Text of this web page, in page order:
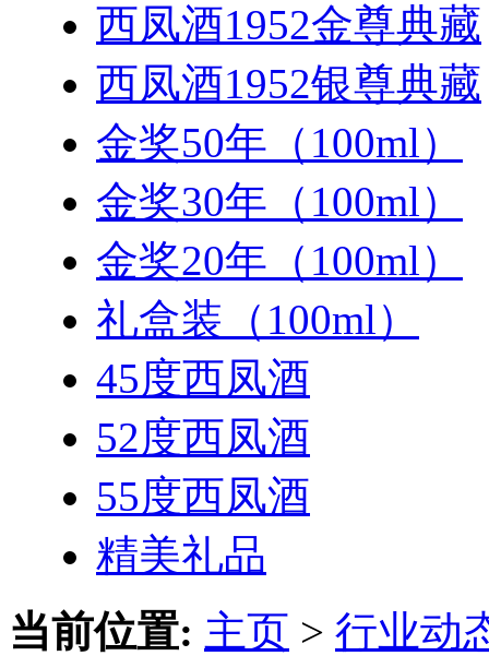
西凤酒1952金尊典藏
西凤酒1952银尊典藏
金奖50年（100ml）
金奖30年（100ml）
金奖20年（100ml）
礼盒装（100ml）
45度西凤酒
52度西凤酒
55度西凤酒
精美礼品
当前位置: 主页 > 行业动